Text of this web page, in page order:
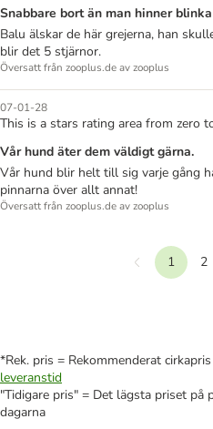
Snabbare bort än man hinner blinka
Balu älskar de här grejerna, han
blir det 5 stjärnor.
Översatt från zooplus.de av zooplus
07-01-28
This is a stars rating area from zero
Vår hund äter dem väldigt gärna.
Vår hund blir helt till sig varje gång
pinnarna över allt annat!
Översatt från zooplus.de av zooplus
Föregående
1 2
*Rek. pris = Rekommenderat
leveranstid
"Tidigare pris" = Det lägsta priset på
dagarna